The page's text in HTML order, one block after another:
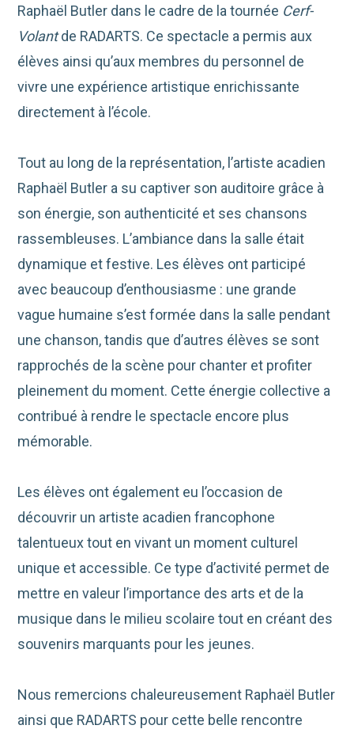
Raphaël Butler dans le cadre de la tournée Cerf-
Volantde RADARTS. Ce spectacle a permis aux
élèves ainsi qu’aux membres du personnel de
vivre une expérience artistique enrichissante
directement à l’école.
Tout au long de la représentation, l’artiste acadien
Raphaël Butler a su captiver son auditoire grâce à
son énergie, son authenticité et ses chansons
rassembleuses. L’ambiance dans la salle était
dynamique et festive. Les élèves ont participé
avec beaucoup d’enthousiasme : une grande
vague humaine s’est formée dans la salle pendant
une chanson, tandis que d’autres élèves se sont
rapprochés de la scène pour chanter et profiter
pleinement du moment. Cette énergie collective a
contribué à rendre le spectacle encore plus
mémorable.
Les élèves ont également eu l’occasion de
découvrir un artiste acadien francophone
talentueux tout en vivant un moment culturel
unique et accessible. Ce type d’activité permet de
mettre en valeur l’importance des arts et de la
musique dans le milieu scolaire tout en créant des
souvenirs marquants pour les jeunes.
Nous remercions chaleureusement Raphaël Butler
ainsi que RADARTS pour cette belle rencontre